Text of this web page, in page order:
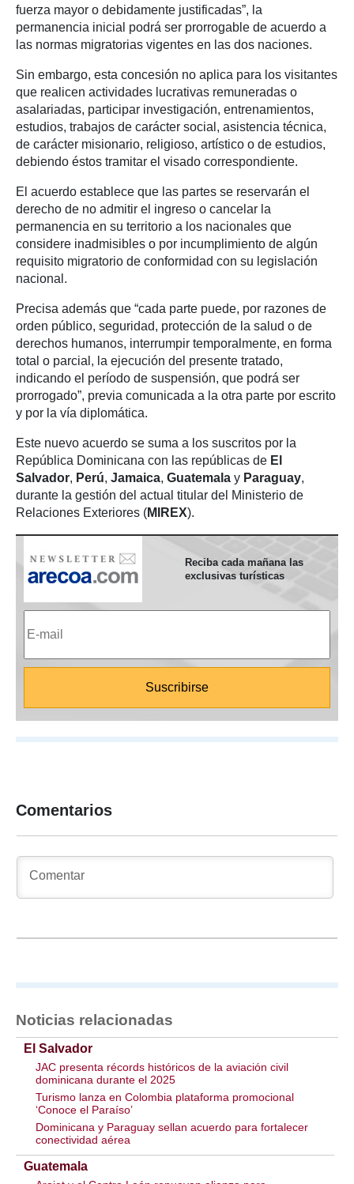
fuerza mayor o debidamente justificadas”, la
permanencia inicial podrá ser prorrogable de acuerdo a
las normas migratorias vigentes en las dos naciones.
Sin embargo, esta concesión no aplica para los visitantes
que realicen actividades lucrativas remuneradas o
asalariadas, participar investigación, entrenamientos,
estudios, trabajos de carácter social, asistencia técnica,
de carácter misionario, religioso, artístico o de estudios,
debiendo éstos tramitar el visado correspondiente.
El acuerdo establece que las partes se reservarán el
derecho de no admitir el ingreso o cancelar la
permanencia en su territorio a los nacionales que
considere inadmisibles o por incumplimiento de algún
requisito migratorio de conformidad con su legislación
nacional.
Precisa además que “cada parte puede, por razones de
orden público, seguridad, protección de la salud o de
derechos humanos, interrumpir temporalmente, en forma
total o parcial, la ejecución del presente tratado,
indicando el período de suspensión, que podrá ser
prorrogado”, previa comunicada a la otra parte por escrito
y por la vía diplomática.
Este nuevo acuerdo se suma a los suscritos por la
República Dominicana con las repúblicas de El
Salvador, Perú, Jamaica, Guatemala y Paraguay,
durante la gestión del actual titular del Ministerio de
Relaciones Exteriores (MIREX).
Reciba cada mañana las
exclusivas turísticas
Comentarios
Noticias relacionadas
El Salvador
JAC presenta récords históricos de la aviación civil
dominicana durante el 2025
Turismo lanza en Colombia plataforma promocional
‘Conoce el Paraíso’
Dominicana y Paraguay sellan acuerdo para fortalecer
conectividad aérea
Guatemala